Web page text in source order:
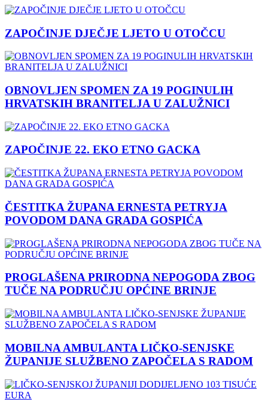
ZAPOČINJE DJEČJE LJETO U OTOČCU
OBNOVLJEN SPOMEN ZA 19 POGINULIH
HRVATSKIH BRANITELJA U ZALUŽNICI
ZAPOČINJE 22. EKO ETNO GACKA
ČESTITKA ŽUPANA ERNESTA PETRYJA
POVODOM DANA GRADA GOSPIĆA
PROGLAŠENA PRIRODNA NEPOGODA ZBOG
TUČE NA PODRUČJU OPĆINE BRINJE
MOBILNA AMBULANTA LIČKO-SENJSKE
ŽUPANIJE SLUŽBENO ZAPOČELA S RADOM